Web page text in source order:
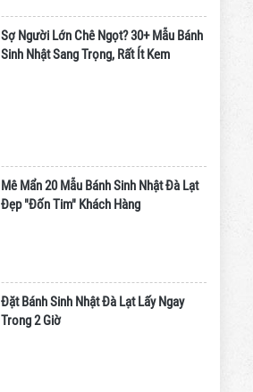
Sợ Người Lớn Chê Ngọt? 30+ Mẫu Bánh
Sinh Nhật Sang Trọng, Rất Ít Kem
Mê Mẩn 20 Mẫu Bánh Sinh Nhật Đà Lạt
Đẹp "Đốn Tim" Khách Hàng
Đặt Bánh Sinh Nhật Đà Lạt Lấy Ngay
Trong 2 Giờ